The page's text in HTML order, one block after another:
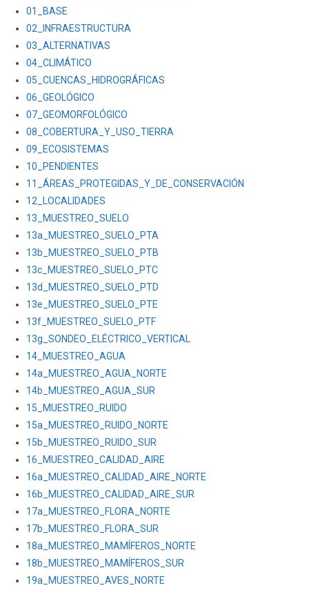
01_BASE
02_INFRAESTRUCTURA
03_ALTERNATIVAS
04_CLIMÁTICO
05_CUENCAS_HIDROGRÁFICAS
06_GEOLÓGICO
07_GEOMORFOLÓGICO
08_COBERTURA_Y_USO_TIERRA
09_ECOSISTEMAS
10_PENDIENTES
11_ÁREAS_PROTEGIDAS_Y_DE_CONSERVACIÓN
12_LOCALIDADES
13_MUESTREO_SUELO
13a_MUESTREO_SUELO_PTA
13b_MUESTREO_SUELO_PTB
13c_MUESTREO_SUELO_PTC
13d_MUESTREO_SUELO_PTD
13e_MUESTREO_SUELO_PTE
13f_MUESTREO_SUELO_PTF
13g_SONDEO_ELÉCTRICO_VERTICAL
14_MUESTREO_AGUA
14a_MUESTREO_AGUA_NORTE
14b_MUESTREO_AGUA_SUR
15_MUESTREO_RUIDO
15a_MUESTREO_RUIDO_NORTE
15b_MUESTREO_RUIDO_SUR
16_MUESTREO_CALIDAD_AIRE
16a_MUESTREO_CALIDAD_AIRE_NORTE
16b_MUESTREO_CALIDAD_AIRE_SUR
17a_MUESTREO_FLORA_NORTE
17b_MUESTREO_FLORA_SUR
18a_MUESTREO_MAMÍFEROS_NORTE
18b_MUESTREO_MAMÍFEROS_SUR
19a_MUESTREO_AVES_NORTE